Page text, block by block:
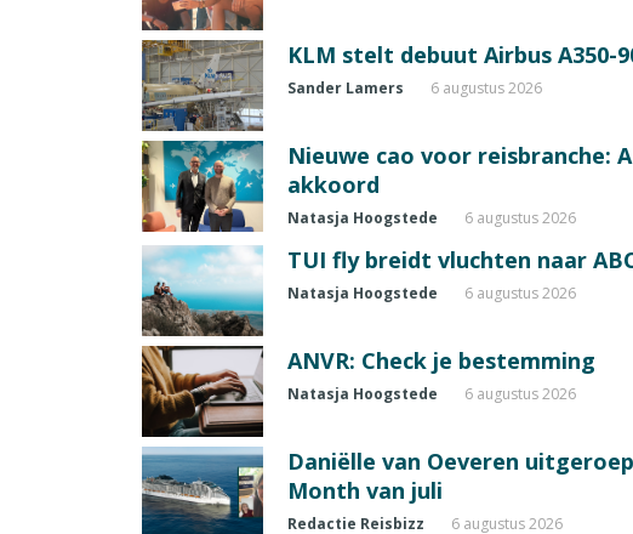
KLM stelt debuut Airbus A350-
Sander Lamers 6 augustus 2026
Nieuwe cao voor reisbranche:
akkoord
Natasja Hoogstede 6 augustus 2026
TUI fly breidt vluchten naar
Natasja Hoogstede 6 augustus 2026
ANVR: Check je bestemming
Natasja Hoogstede 6 augustus 2026
Daniëlle van Oeveren
Month van juli
Redactie Reisbizz 6 augustus 2026